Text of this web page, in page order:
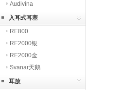
Audivina
入耳式耳塞
RE800
RE2000银
RE2000金
Svanar天鹅
耳放